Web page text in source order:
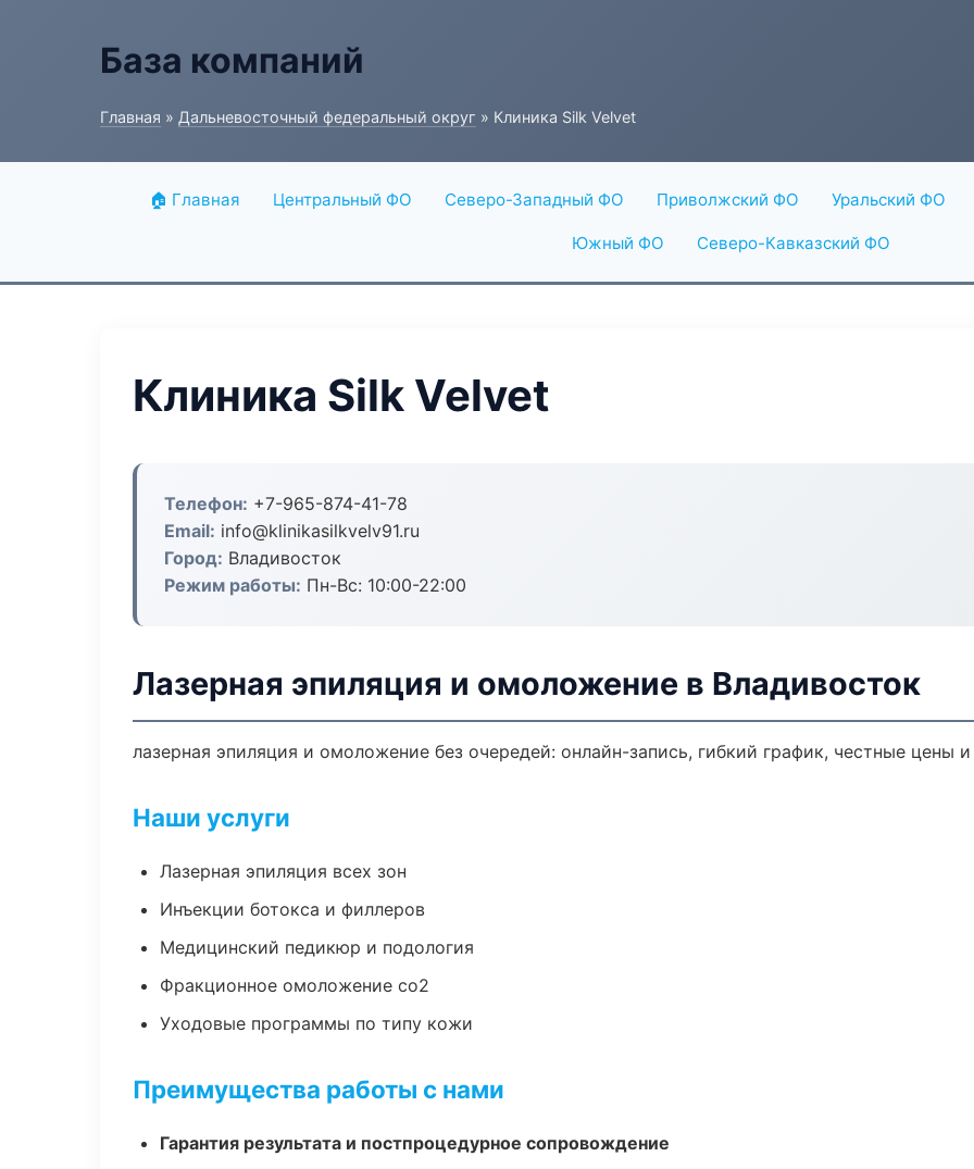
База компаний
Главная » Дальневосточный федеральный округ » Клиника Silk Velvet
🏠 Главная Центральный ФО Северо-Западный ФО Приволжский ФО Уральский ФО
Южный ФО Северо-Кавказский ФО
Клиника Silk Velvet
Телефон: +7-965-874-41-78
Email: info@klinikasilkvelv91.ru
Город: Владивосток
Режим работы: Пн-Вс: 10:00-22:00
Лазерная эпиляция и омоложение в Владивосток
лазерная эпиляция и омоложение без очередей: онлайн-запись, гибкий график, честные цены
Наши услуги
Лазерная эпиляция всех зон
Инъекции ботокса и филлеров
Медицинский педикюр и подология
Фракционное омоложение co2
Уходовые программы по типу кожи
Преимущества работы с нами
Гарантия результата и постпроцедурное сопровождение